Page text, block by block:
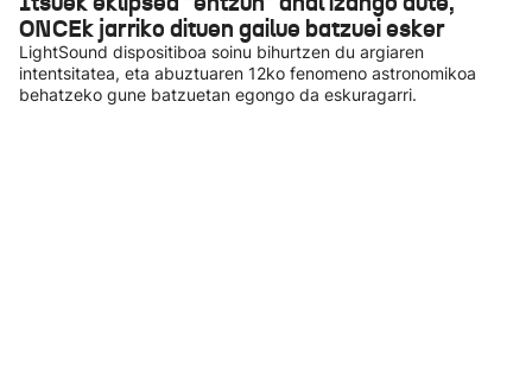
ONCEk jarriko dituen gailue batzuei esker
LightSound dispositiboa soinu bihurtzen du argiaren
intentsitatea, eta abuztuaren 12ko fenomeno astronomikoa
behatzeko gune batzuetan egongo da eskuragarri.